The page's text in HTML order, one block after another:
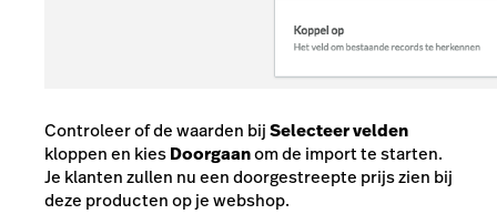
Controleer of de waarden bijSelecteer velden
kloppen en kiesDoorgaanom de import te starten.
Je klanten zullen nu een doorgestreepte prijs zien bij
deze producten op je webshop.